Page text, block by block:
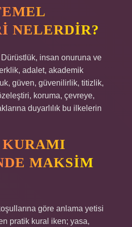
NELERDIR?
insan onuruna ve
adalet, akademik
güven, güvenilirlik, titizlik,
koruma, çevreye,
duyarlılık bu ilkelerin
MAKSIM
göre anlama yetisi
pratik kural iken; yasa,